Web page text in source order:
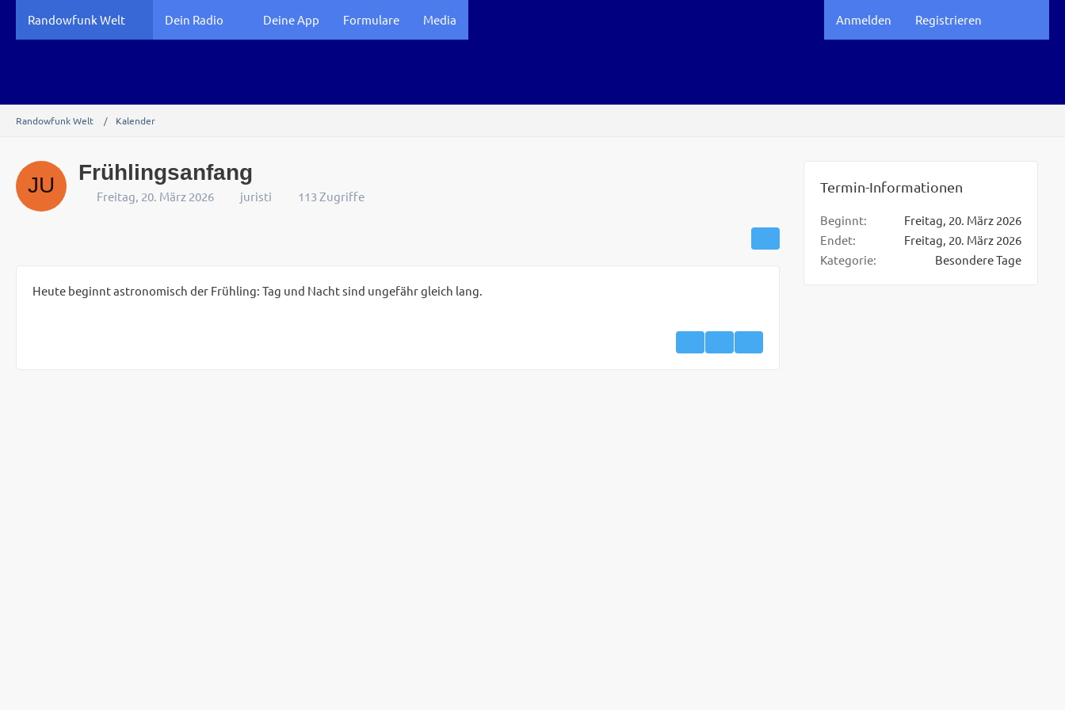
Randowfunk Welt Dein Radio Deine App Formulare Media Anmelden Registrieren
Randowfunk Welt Kalender
Frühlingsanfang
Freitag, 20. März 2026 juristi 113 Zugriffe
Heute beginnt astronomisch der Frühling: Tag und Nacht sind ungefähr gleich lang.
Termin-Informationen
Beginnt
Freitag, 20. März 2026
Endet
Freitag, 20. März 2026
Kategorie
Besondere Tage